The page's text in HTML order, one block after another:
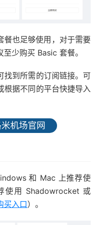
餐也足够使用，对于需要
少购买 Basic 套餐。
找到所需的订阅链接。可
根据不同的平台快捷导入
机场官网
和 Mac 上推荐使
使用 Shadowrocket 或
买入口）。